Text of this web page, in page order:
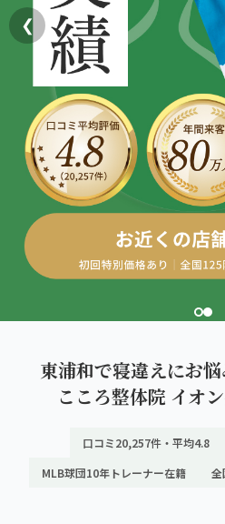
膝痛・関節痛
股関節の痛み
産後の不調・体型の崩れ
骨盤の傾き・歪み
坐骨神経痛
ぎっくり腰
寝違え
姿勢矯正
疲労回復
ランナー膝
札幌エリア（13院）
東北
仙台エリア（4院）
関東
池袋エリア（3院）
新宿エリア（3院）
高田馬場エリア（2院）
立川エリア（2院）
広島エリア（4院）
ABOUT US 私たちについて
こころ整体院グループについて
初めての方へ
giversメソッドGIFT
研究・論文
医師・専門家からの推薦
メディア・実績
お知らせ
ご予約はこち
OUR CONCEPT
とらわれない
❮
東浦和で寝違えにお
こころ整体院 イオ
口コミ20,257件・平均4.8
MLB球団10年トレーナー在籍
全